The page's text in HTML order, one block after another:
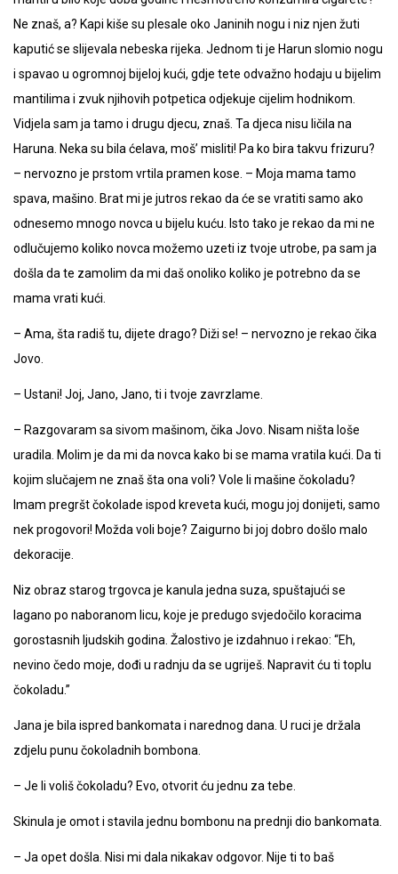
Ne znaš, a? Kapi kiše su plesale oko Janinih nogu i niz njen žuti
kaputić se slijevala nebeska rijeka. Jednom ti je Harun slomio nogu
i spavao u ogromnoj bijeloj kući, gdje tete odvažno hodaju u bijelim
mantilima i zvuk njihovih potpetica odjekuje cijelim hodnikom.
Vidjela sam ja tamo i drugu djecu, znaš. Ta djeca nisu ličila na
Haruna. Neka su bila ćelava, moš’ misliti! Pa ko bira takvu frizuru?
– nervozno je prstom vrtila pramen kose. – Moja mama tamo
spava, mašino. Brat mi je jutros rekao da će se vratiti samo ako
odnesemo mnogo novca u bijelu kuću. Isto tako je rekao da mi ne
odlučujemo koliko novca možemo uzeti iz tvoje utrobe, pa sam ja
došla da te zamolim da mi daš onoliko koliko je potrebno da se
mama vrati kući.
– Ama, šta radiš tu, dijete drago? Diži se! – nervozno je rekao čika
Jovo.
– Ustani! Joj, Jano, Jano, ti i tvoje zavrzlame.
– Razgovaram sa sivom mašinom, čika Jovo. Nisam ništa loše
uradila. Molim je da mi da novca kako bi se mama vratila kući. Da ti
kojim slučajem ne znaš šta ona voli? Vole li mašine čokoladu?
Imam pregršt čokolade ispod kreveta kući, mogu joj donijeti, samo
nek progovori! Možda voli boje? Zaigurno bi joj dobro došlo malo
dekoracije.
Niz obraz starog trgovca je kanula jedna suza, spuštajući se
lagano po naboranom licu, koje je predugo svjedočilo koracima
gorostasnih ljudskih godina. Žalostivo je izdahnuo i rekao: “Eh,
nevino čedo moje, dođi u radnju da se ugriješ. Napravit ću ti toplu
čokoladu.”
Jana je bila ispred bankomata i narednog dana. U ruci je držala
zdjelu punu čokoladnih bombona.
– Je li voliš čokoladu? Evo, otvorit ću jednu za tebe.
Skinula je omot i stavila jednu bombonu na prednji dio bankomata.
– Ja opet došla. Nisi mi dala nikakav odgovor. Nije ti to baš